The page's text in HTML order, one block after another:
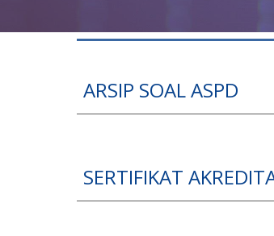
ARSIP SOAL ASPD
SERTIFIKAT